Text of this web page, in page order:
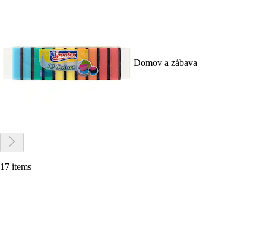
Domov a zábava
17 items